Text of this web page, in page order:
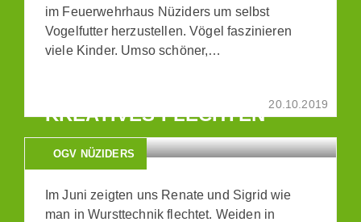
im Feuerwehrhaus Nüziders um selbst
Vogelfutter herzustellen. Vögel faszinieren
viele Kinder. Umso schöner,…
20.10.2019
KREATIVES FLECHTEN
OGV NÜZIDERS
Im Juni zeigten uns Renate und Sigrid wie
man in Wursttechnik flechtet. Weiden in